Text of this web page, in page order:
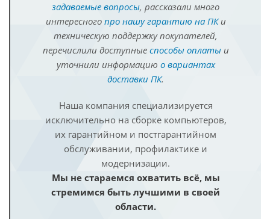
задаваемые вопросы, рассказали много
интересного про нашу гарантию на ПКи
техническую поддержку покупателей,
перечислили доступные способы оплатыи
уточнили информацию о вариантах
доставки ПК.
Наша компания специализируется
исключительно на сборке компьютеров,
их гарантийном и постгарантийном
обслуживании, профилактике и
модернизации.
Мы не стараемся охватить всё, мы
стремимся быть лучшими в своей
области.